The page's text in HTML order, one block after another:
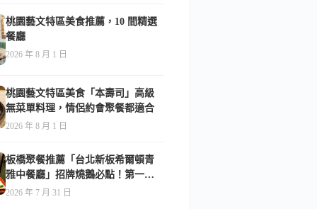
桃園藝文特區美食推薦，10 間精選
餐廳
2026 年 8 月 1 日
桃園藝文特區美食「本壽司」高級
無菜單料理，情侶約會聚餐都適合
2026 年 8 月 1 日
板橋聚餐推薦「台北新板希爾頓青
雅中餐廳」招牌燒鵝必點！第一次
吃就驚艷-附菜單
2026 年 7 月 31 日